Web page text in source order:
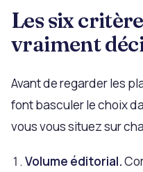
Les six
vraiment
Avant de regarder les
font basculer le choix
vous vous situez sur
Volume éditorial.